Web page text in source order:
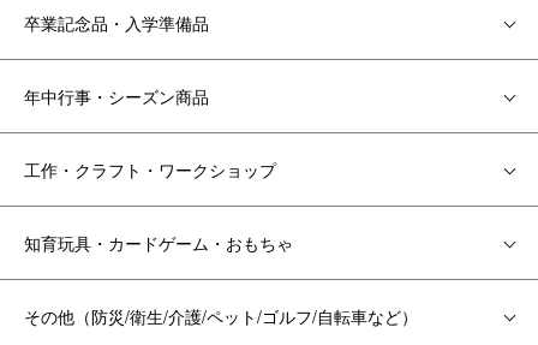
卒業記念品・入学準備品
年中行事・シーズン商品
工作・クラフト・ワークショップ
知育玩具・カードゲーム・おもちゃ
その他（防災/衛生/介護/ペット/ゴルフ/自転車など）